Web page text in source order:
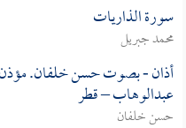
سورة الذاريات
محمد جبريل
أذان - بصوت حسن خلفان. مؤذن
عبدالوهاب – قطر
حسن خلفان